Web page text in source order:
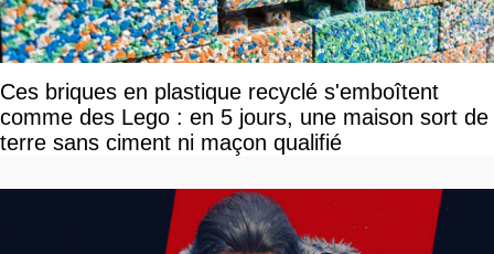
Ces briques en plastique recyclé s'emboîtent
comme des Lego : en 5 jours, une maison sort de
terre sans ciment ni maçon qualifié